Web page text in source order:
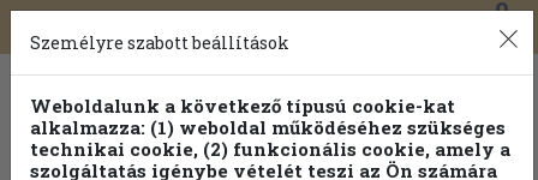
Toggle
navigation
0
Személyre szabott beállítások
Weboldalunk a következő típusú cookie-kat
alkalmazza: (1) weboldal működéséhez szükséges
technikai cookie, (2) funkcionális cookie, amely a
szolgáltatás igénybe vételét teszi az Ön számára